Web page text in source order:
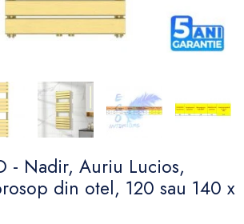
- Nadir, Auriu Lucios,
din otel, 120 sau 140 x